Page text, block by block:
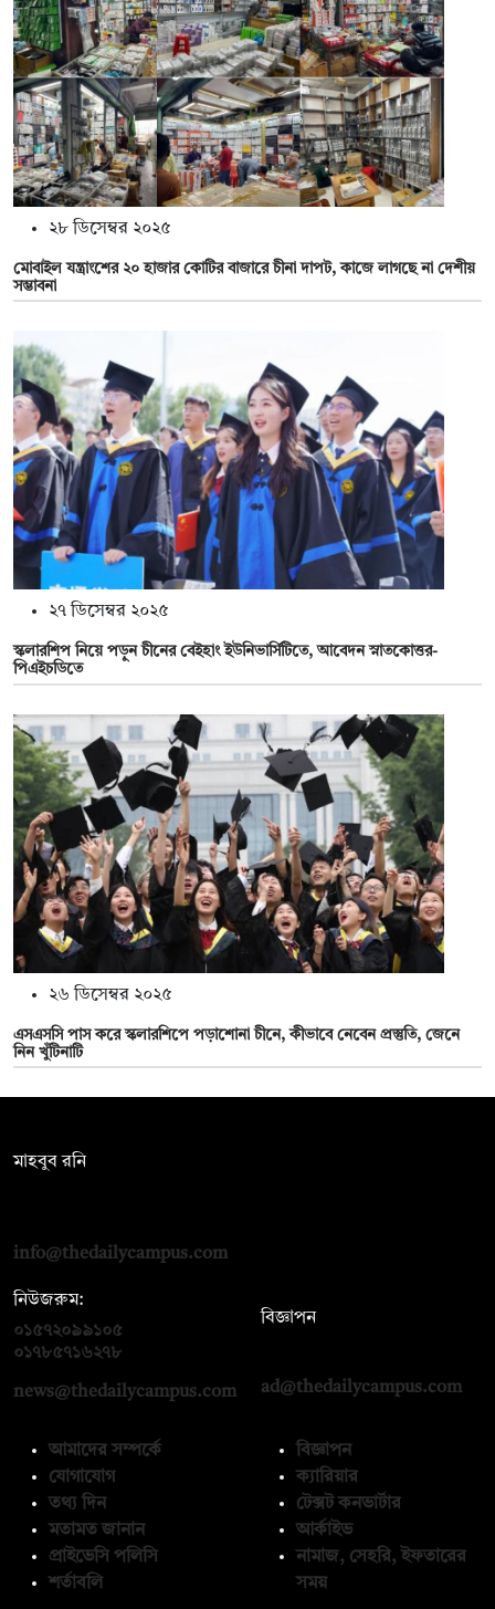
২৮ ডিসেম্বর ২০২৫
মোবাইল যন্ত্রাংশের ২০ হাজার কোটির বাজারে চীনা দাপট, কাজে লাগছে না দেশীয়
সম্ভাবনা
২৭ ডিসেম্বর ২০২৫
স্কলারশিপ নিয়ে পড়ুন চীনের বেইহাং ইউনিভার্সিটিতে, আবেদন স্নাতকোত্তর-
পিএইচডিতে
২৬ ডিসেম্বর ২০২৫
এসএসসি পাস করে স্কলারশিপে পড়াশোনা চীনে, কীভাবে নেবেন প্রস্তুতি, জেনে
নিন খুঁটিনাটি
মাহবুব রনি
info@thedailycampus.com
নিউজরুম:
০১৫৭২০৯৯১০৫
০১৭৮৫৭১৬২৭৮
news@thedailycampus.com
বিজ্ঞাপন
ad@thedailycampus.com
আমাদের সম্পর্কে
যোগাযোগ
তথ্য দিন
মতামত জানান
প্রাইভেসি পলিসি
শর্তাবলি
বিজ্ঞাপন
ক্যারিয়ার
টেক্সট কনভার্টার
আর্কাইভ
নামাজ, সেহরি, ইফতারের
সময়